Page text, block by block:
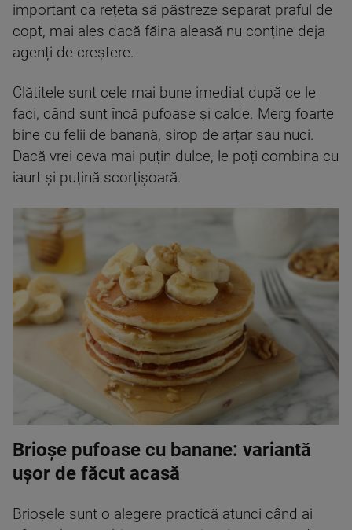
important ca rețeta să păstreze separat praful de
copt, mai ales dacă făina aleasă nu conține deja
agenți de creștere.
Clătitele sunt cele mai bune imediat după ce le
faci, când sunt încă pufoase și calde. Merg foarte
bine cu felii de banană, sirop de arțar sau nuci.
Dacă vrei ceva mai puțin dulce, le poți combina cu
iaurt și puțină scorțișoară.
Brioșe pufoase cu banane: variantă
ușor de făcut acasă
Brioșele sunt o alegere practică atunci când ai